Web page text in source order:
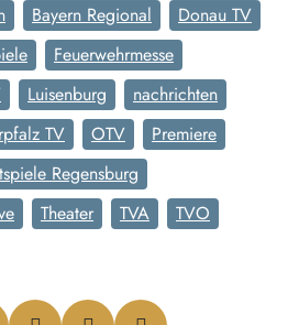
Bayern Regional
Donau TV
Feuerwehrmesse
Luisenburg
nachrichten
TV OTV
Premiere
Regensburg
Theater TVA
TVO